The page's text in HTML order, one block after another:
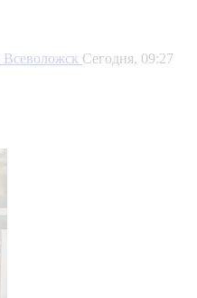
Всеволожск Сегодня, 09:27